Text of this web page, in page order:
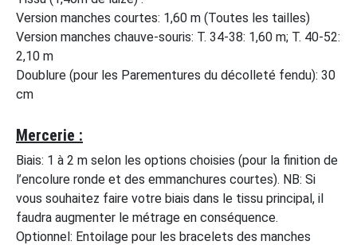
Version manches courtes: 1,60 m (Toutes les tailles)
Version manches chauve-souris: T. 34-38: 1,60 m; T. 40-52:
2,10 m
Doublure (pour les Parementures du décolleté fendu): 30
cm
Mercerie :
Biais: 1 à 2 m selon les options choisies (pour la finition de
l’encolure ronde et des emmanchures courtes). NB: Si
vous souhaitez faire votre biais dans le tissu principal, il
faudra augmenter le métrage en conséquence.
Optionnel: Entoilage pour les bracelets des manches